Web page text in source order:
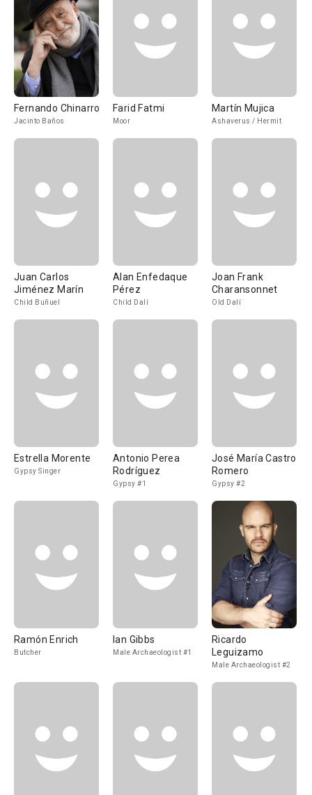
Fernando Chinarro
Jacinto Baños
Farid Fatmi
Moor
Martín Mujica
Ashaverus / Hermit
Juan Carlos
Jiménez Marín
Child Buñuel
Alan Enfedaque
Pérez
Child Dalí
Joan Frank
Charansonnet
Old Dalí
Estrella Morente
Gypsy Singer
Antonio Perea
Rodríguez
Gypsy #1
José María Castro
Romero
Gypsy #2
Ramón Enrich
Butcher
Ian Gibbs
Male Archaeologist #1
Ricardo
Leguizamo
Male Archaeologist #2